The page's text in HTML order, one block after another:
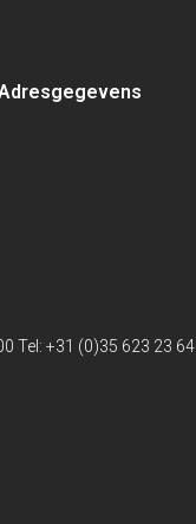
Tel: +31 (0)35 623 23 64